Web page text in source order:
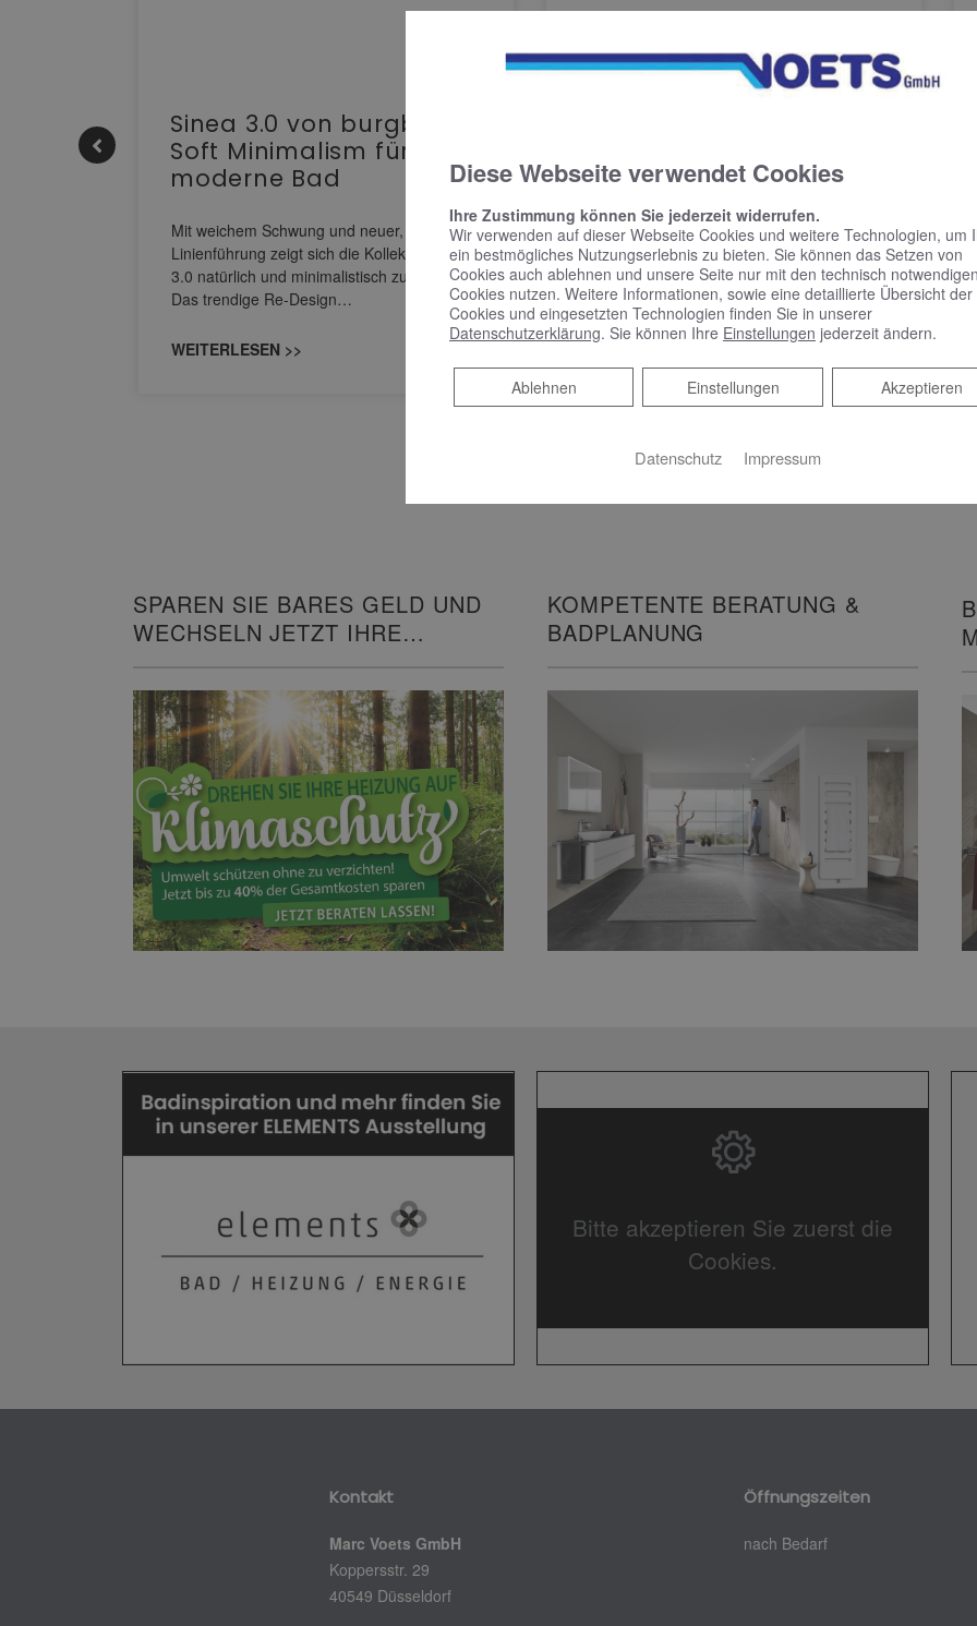
Sinea 3.0 von burgbad:
Soft Minimalism für das
moderne Bad
Mit weichem Schwung und neuer, markanter
Linienführung zeigt sich die Kollektion Sinea
3.0 natürlich und minimalistisch zugleich.
Das trendige Re-Design…
WEITERLESEN >>
mit reduziertem Design
und benutzerfreundlicher
Bedienung
Spiegelschrank punktet mit reduziertem
Design und benutzerfreundlicher Bedienung
Schlicht, schön und mit vielen praktischen
WEITERLESEN >>
SPAREN SIE BARES GELD UND
WECHSELN JETZT IHRE
KOMPETENTE BERATUNG &
BADPLANUNG
Bitte akzeptieren Sie zuerst die
Cookies.
Kontakt
Marc Voets GmbH
Koppersstr. 29
40549 Düsseldorf
Öffnungszeiten
nach Bedarf
Diese Webseite verwendet Cookies
Ihre Zustimmung können Sie jederzeit widerrufen.
Wir verwenden auf dieser Webseite Cookies und weitere Technologien, um
ein bestmögliches Nutzungserlebnis zu bieten. Sie können das Setzen von
Cookies auch ablehnen und unsere Seite nur mit den technisch notwendigen
Cookies nutzen. Weitere Informationen, sowie eine detaillierte Übersicht der
Cookies und eingesetzten Technologien finden Sie in unserer
Datenschutzerklärung. Sie können Ihre Einstellungen jederzeit ändern.
Akzeptieren
Einstellungen
Ablehnen
Ablehnen
Datenschutz Impressum